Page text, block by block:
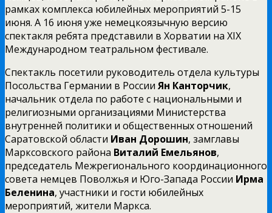
рамках комплекса юбилейных мероприятий 5-15
июня. А 16 июня уже немецкоязычную версию
спектакля ребята представили в Хорватии на XIX
Международном театральном фестивале.
Спектакль посетили руководитель отдела культуры
Посольства Германии в России Ян Канторчик,
начальник отдела по работе с национальными и
религиозными организациями Министерства
внутренней политики и общественных отношений
Саратовской области Иван Дорошин, замглавы
Марксовского района Виталий Емельянов,
председатель Межрегионального координационного
совета немцев Поволжья и Юго-Запада России Ирма
Беленина, участники и гости юбилейных
мероприятий, жители Маркса.